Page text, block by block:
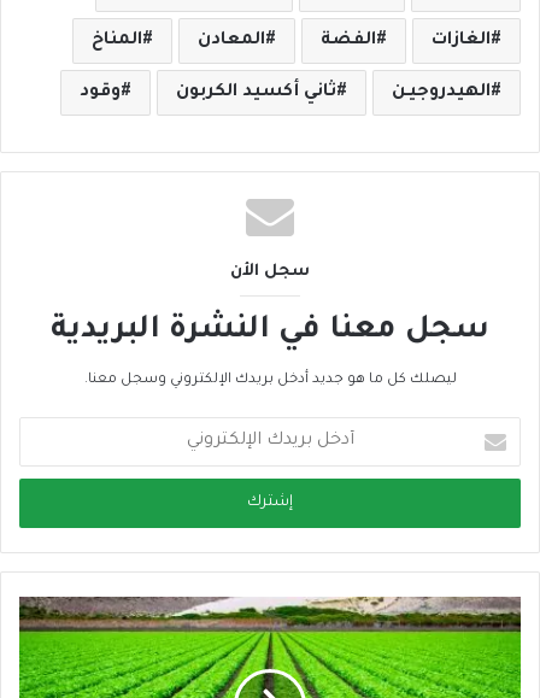
الغازات الفضة المعادن المناخ
الهيدروجيـن ثاني أكسيد الكربون وقود
سجل الأن
سجل معنا في النشرة البريدية
ليصلك كل ما هو جديد أدخل بريدك الإلكتروني وسجل معنا.
خ
ب
ر
د
ك
ا
ل